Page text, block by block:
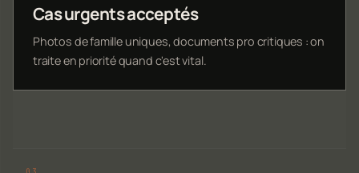
Cas urgents acceptés
Photos de famille uniques, documents pro critiques : on
traite en priorité quand c'est vital.